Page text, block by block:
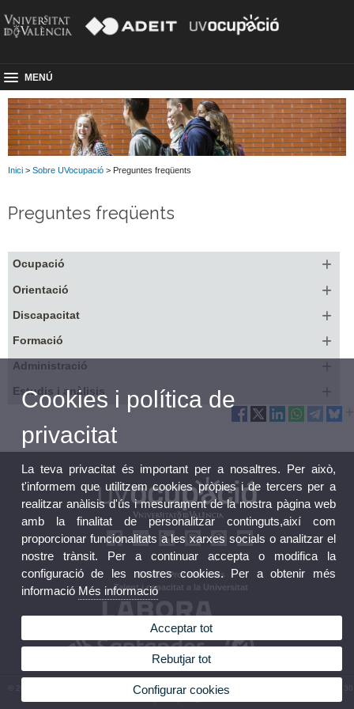
MENÚ
Inici > Sobre UVocupació > Preguntes freqüents
Preguntes freqüents
Ocupació
Orientació
Discapacitat
Formació
Administració
Estudis i anàlisis
Eixides Professionals
Talent i capacitat a la Universitat
© 2026 UV. - Espai Vives UV - Avinguda Blasco Ibañez, 23. 46010 València. | (+34) 96 160 30
00 | uvempleo@uv.es
Cookies i política de
privacitat
La teva privacitat és important per a nosaltres. Per això,
t'informem que utilitzem cookies pròpies i de tercers per a
realitzar anàlisis d'ús i mesurament de la nostra pàgina web
amb la finalitat de personalitzar continguts,així com
proporcionar funcionalitats a les xarxes socials o analitzar el
nostre trànsit. Per a continuar accepta o modifica la
configuració de les nostres cookies. Per a obtenir més
informació Més informació
Acceptar tot
Rebutjar tot
Configurar cookies